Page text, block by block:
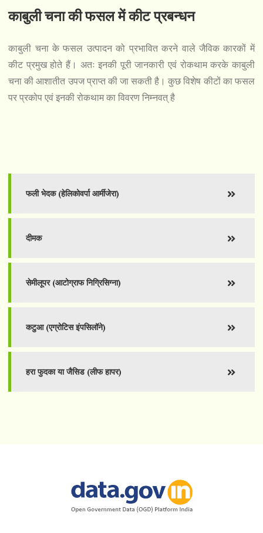
काबुली चना की फसल में कीट प्रबन्धन
काबुली चना के फसल उत्पादन को प्रभावित करने वाले जैविक कारकों में
कीट प्रमुख होते हैं। अतः इनकी पूरी जानकारी एवं रोकथाम करके काबुली
चना की आशातीत उपज प्राप्त की जा सकती है। कुछ विशेष कीटों का फसल
पर प्रकोप एवं इनकी रोकथाम का विवरण निम्नवत् है
फली भेदक (हेलिकोवर्पा आर्मीजेरा)
दीमक
सेमीलूपर (आटोग्राफ निग्रिसिग्ना)
कटुआ (एग्रोटिस इंपसिलॉने)
हरा फुदका या जैसिड (लीफ हापर)